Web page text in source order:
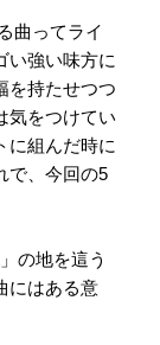
曲ってライ
い強い味方に
を持たせつつ
気をつけてい
に組んだ時に
で、今回の5
の地を這う
にはある意